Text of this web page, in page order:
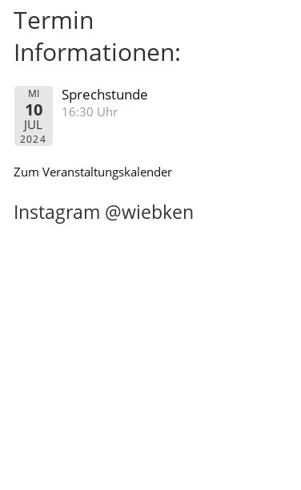
Termin
Informationen:
MI
10
JUL
2024
Sprechstunde
16:30 Uhr
Zum Veranstaltungskalender
Instagram @wiebken